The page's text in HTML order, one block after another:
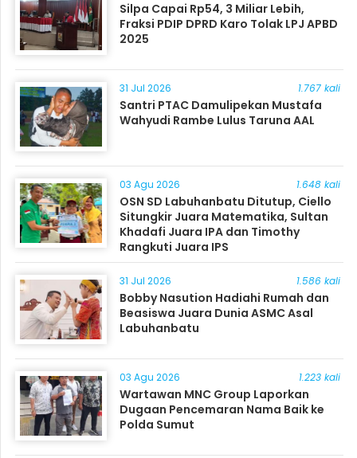
Silpa Capai Rp54, 3 Miliar Lebih,
Fraksi PDIP DPRD Karo Tolak LPJ APBD
2025
31 Jul 2026 1.767 kali
Santri PTAC Damulipekan Mustafa
Wahyudi Rambe Lulus Taruna AAL
03 Agu 2026 1.648 kali
OSN SD Labuhanbatu Ditutup, Ciello
Situngkir Juara Matematika, Sultan
Khadafi Juara IPA dan Timothy
Rangkuti Juara IPS
31 Jul 2026 1.586 kali
Bobby Nasution Hadiahi Rumah dan
Beasiswa Juara Dunia ASMC Asal
Labuhanbatu
03 Agu 2026 1.223 kali
Wartawan MNC Group Laporkan
Dugaan Pencemaran Nama Baik ke
Polda Sumut